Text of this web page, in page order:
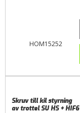
HOM15252
Skruv till kil styrning
av trottel SU HS + HIF6